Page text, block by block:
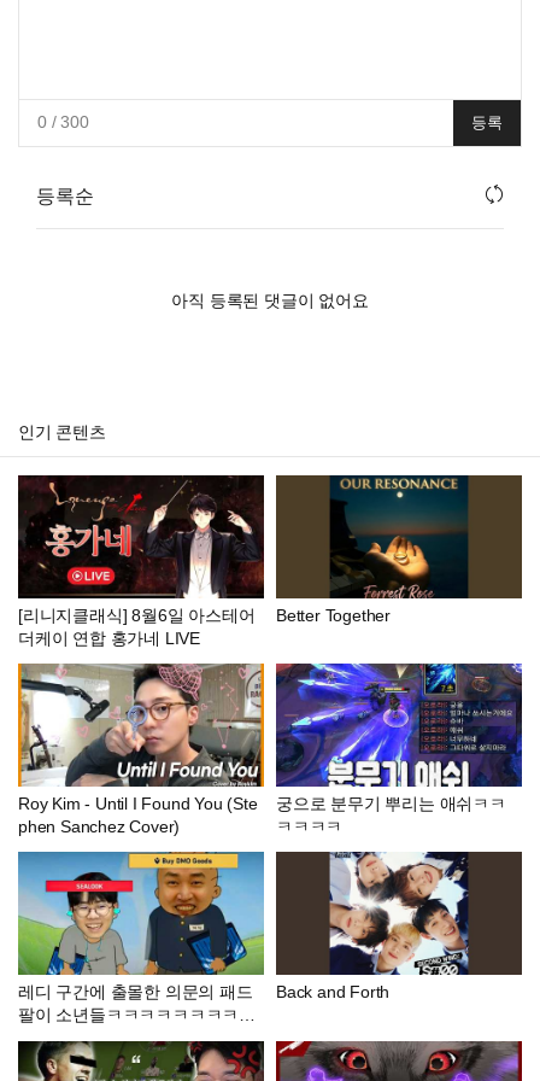
0/ 300 등록
등록순
아직 등록된 댓글이 없어요
인기 콘텐츠
[리니지클래식] 8월6일 아스테어
더케이 연합 홍가네 LIVE
Better Together
Roy Kim - Until I Found You (Ste
phen Sanchez Cover)
궁으로 분무기 뿌리는 애쉬ㅋㅋ
ㅋㅋㅋㅋ
레디 구간에 출몰한 의문의 패드
팔이 소년들ㅋㅋㅋㅋㅋㅋㅋㅋㅋ
ㅋㅋ
Back and Forth